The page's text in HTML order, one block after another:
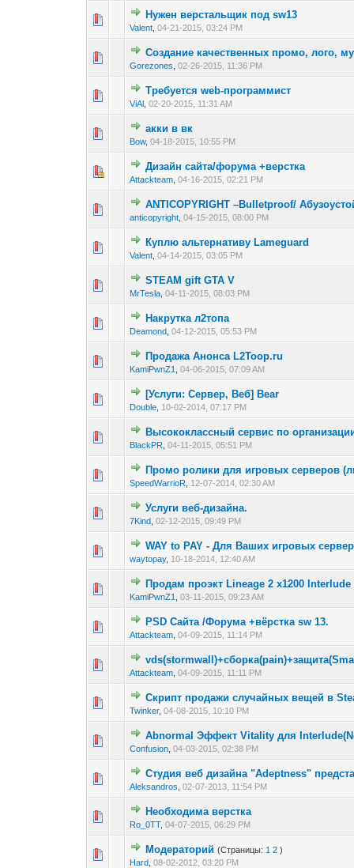
Нужен верстальщик под sw13
Valent ,04-21-2015, 03:24 PM
0 голос(ов) - 0 из
Создание качественных промо, лого,
Gorezones ,02-26-2015, 11:36 PM
0 голос(ов) - 0 из12
Требуется web-программист
ViAl ,02-20-2015, 11:31 AM
0 голос(ов) - 0 из
акки в вк
Bow,04-18-2015, 10:55 PM
Дизайн сайта/форума +верстка
Attackteam ,04-16-2015, 02:21 PM
0 голос(ов) - 0 из
ANTICOPYRIGHT –Bulletproof/
anticopyright ,04-15-2015, 08:00 PM
0 голос(ов) - 0 из
12
Куплю альтернативу Lameguard
Valent ,04-14-2015, 03:05 PM
0 голос(ов) - 0 из
STEAM gift GTA V
MrTesla ,04-11-2015, 08:03 PM
Накрутка л2топа
Deamond ,04-12-2015, 05:53 PM
Продажа Анонса L2Toop.ru
KamiPwnZ1 ,04-06-2015, 07:09 AM
[Услуги: Сервер, Веб] Bear
Double 10-02-2014, 07:17 PM
Высококлассный сервис по
BlackPR ,04-11-2015, 05:51 PM
0 голос(ов) - 0 из
12
Промо ролики для игровых серверов
SpeedWarrioR
12-07-2014, 02:30 AM
0 голос(ов) - 0 из
12
Услуги веб-дизайна.
7Kind ,02-12-2015, 09:49 PM
WAY to PAY - Для Ваших игровых
waytopay, 10-18-2014, 12:40 AM
0 голос(ов) - 0 из
12
Продам проэкт Lineage 2 x1200 Interlude
KamiPwnZ1 ,03-11-2015, 09:23 AM
0 голос(ов) - 0 из
123
PSD Сайта /Форума +вёрстка sw 13.
Attackteam ,04-09-2015, 11:14 PM
0 голос(ов) - 0 из
Attackteam ,04-09-2015, 11:11 PM
0 голос(ов) - 0 из
12
Скрипт продажи случайных вещей в
Twinker,04-08-2015, 10:10 PM
0 голос(ов) - 0 из
12
Abnormal Эффект Vitality для
Confusion ,04-03-2015, 02:38 PM
0 голос(ов) - 0 из
12
Студия веб дизайна "Adeptness"
Aleksandros ,02-07-2013, 11:54 PM
0 голос(ов) - 0 из
12
Необходима верстка
Ro_0TT,04-07-2015, 06:29 PM
Модераторий (Страницы: 1 2 )
Hard ,08-02-2012, 03:20 PM
0 голос(ов) - 0 из